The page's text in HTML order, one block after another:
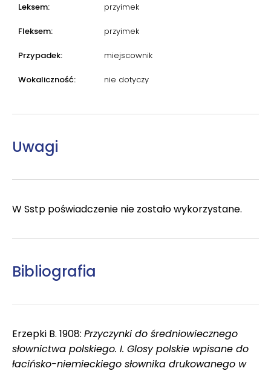
Leksem: przyimek
Fleksem: przyimek
Przypadek: miejscownik
Wokaliczność: nie dotyczy
Uwagi
W Sstp poświadczenie nie zostało wykorzystane.
Bibliografia
Erzepki B. 1908: Przyczynki do średniowiecznego
słownictwa polskiego. I. Glosy polskie wpisane do
łacińsko-niemieckiego słownika drukowanego w